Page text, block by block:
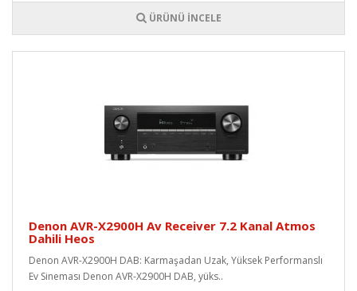
ÜRÜNÜ İNCELE
Denon AVR-X2900H Av Receiver 7.2 Kanal Atmos
Dahili Heos
Denon AVR-X2900H DAB: Karmaşadan Uzak, Yüksek Performanslı
Ev Sineması Denon AVR-X2900H DAB, yüks..